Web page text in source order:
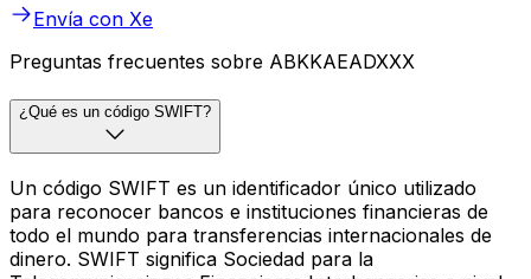
Envía con Xe
Preguntas frecuentes sobre ABKKAEADXXX
¿Qué es un código SWIFT?
Un código SWIFT es un identificador único utilizado
para reconocer bancos e instituciones financieras de
todo el mundo para transferencias internacionales de
dinero. SWIFT significa Sociedad para la